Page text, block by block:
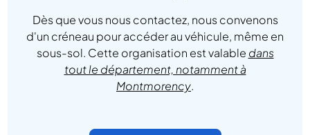
Dès que vous nous contactez, nous convenons
d'un créneau pour accéder au véhicule, même en
sous-sol. Cette organisation est valable dans
tout le département, notamment à
Montmorency.